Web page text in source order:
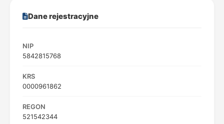
Dane rejestracyjne
NIP
5842815768
KRS
0000961862
REGON
521542344